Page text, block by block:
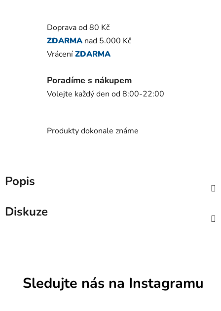
Doprava od 80 Kč
ZDARMA nad 5.000 Kč
VráceníZDARMA
Poradíme s nákupem
Volejte každý den od 8:00-22:00
Produkty dokonale známe
Popis
Diskuze
Sledujte nás na Instagramu